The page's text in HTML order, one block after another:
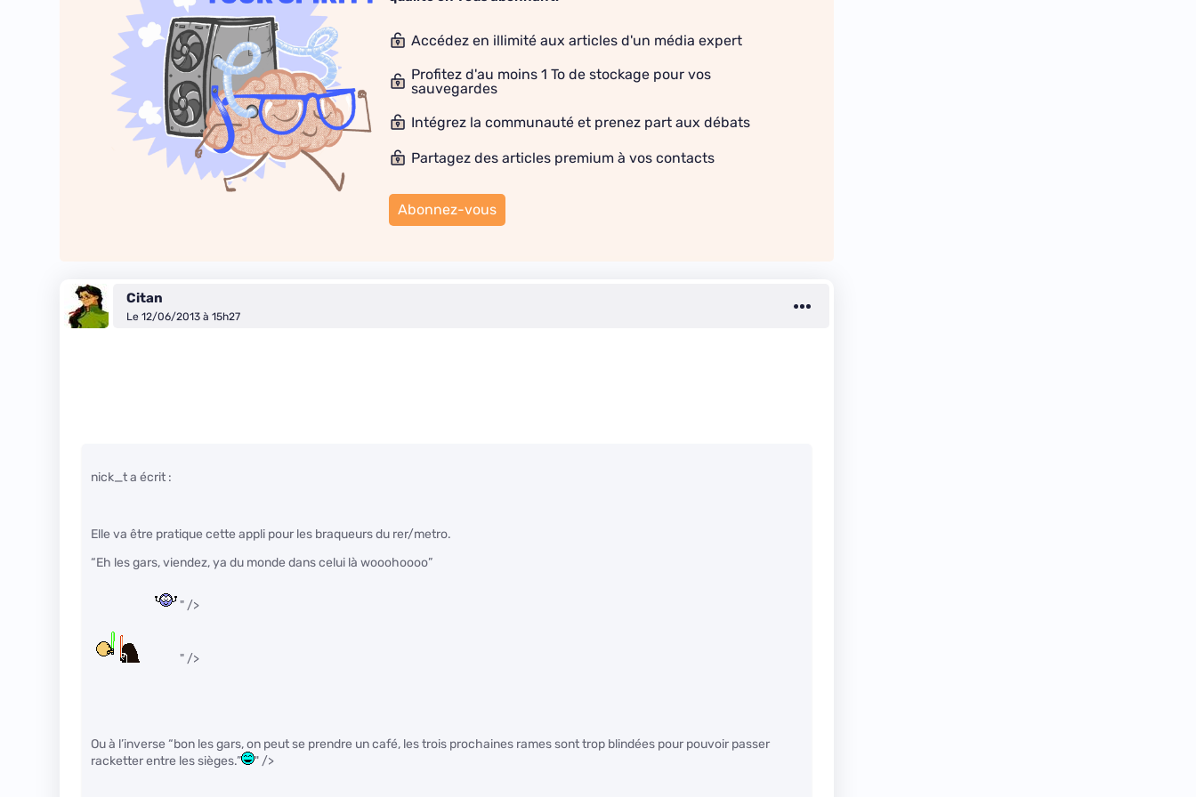
Accédez en illimité aux articles d'un média expert
Profitez d'au moins 1 To de stockage pour vos
sauvegardes
Intégrez la communauté et prenez part aux débats
Partagez des articles premium à vos contacts
Abonnez-vous
Citan
Le 12/06/2013 à 15h27
nick_t a écrit :
Elle va être pratique cette appli pour les braqueurs du rer/metro.
“Eh les gars, viendez, ya du monde dans celui là wooohoooo”
" />
" />
Ou à l’inverse “bon les gars, on peut se prendre un café, les trois prochaines rames sont trop blindées pour pouvoir passer
racketter entre les sièges.”
" />